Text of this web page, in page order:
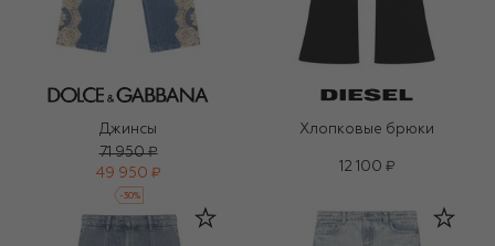
Джинсы
71 950 ₽
49 950 ₽
-30%
Хлопковые брюки
12 100 ₽